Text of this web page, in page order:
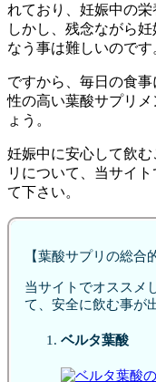
れており、妊娠中の栄
しかし、残念ながら
なう事は難しいのです
ですから、 毎日の食
性の高い葉酸サプリ
ょう。
妊娠中に安心して飲
リについて、当サイ
て下さい。
【葉酸サプリの総合
当サイトでオススメ
て、安全に飲む事が
ベルタ葉酸